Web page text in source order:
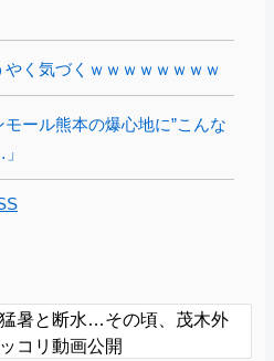
やく気づくｗｗｗｗｗｗｗｗ
モール熊本の爆心地に”こんな
猛暑と断水…その頃、茂木外
コリ動画公開